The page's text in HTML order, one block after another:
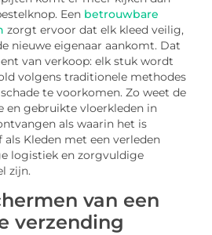
Een betrouwbare
zorgt ervoor dat elk kleed veilig,
nieuwe eigenaar aankomt. Dat
van verkoop: elk stuk wordt
volgens traditionele methodes
te voorkomen. Zo weet de
en gebruikte vloerkleden in
als waarin het is
als Kleden met een verleden
logistiek en zorgvuldige
zijn.
van een
verzending